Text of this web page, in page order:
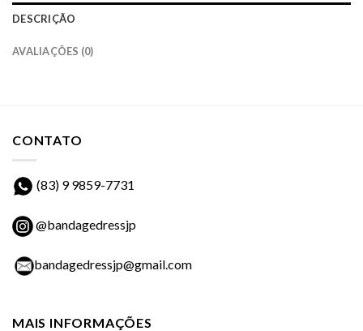
DESCRIÇÃO
AVALIAÇÕES (0)
CONTATO
(83) 9 9859-7731
@bandagedressjp
bandagedressjp@gmail.com
MAIS INFORMAÇÕES